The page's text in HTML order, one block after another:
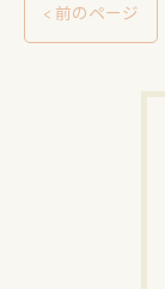
< 前のページ